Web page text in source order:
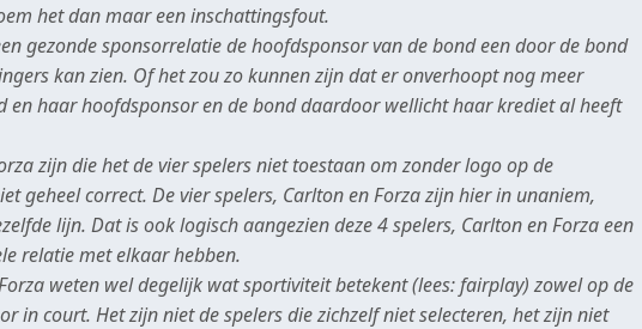
het dan maar een inschattingsfout.
gezonde sponsorrelatie de hoofdsponsor van de bond een door de bond
kan zien. Of het zou zo kunnen zijn dat er onverhoopt nog meer
en haar hoofdsponsor en de bond daardoor wellicht haar krediet al heeft
zijn die het de vier spelers niet toestaan om zonder logo op de
geheel correct. De vier spelers, Carlton en Forza zijn hier in unaniem,
lijn. Dat is ook logisch aangezien deze 4 spelers, Carlton en Forza een
relatie met elkaar hebben.
weten wel degelijk wat sportiviteit betekent (lees: fairplay) zowel op de
in court. Het zijn niet de spelers die zichzelf niet selecteren, het zijn niet